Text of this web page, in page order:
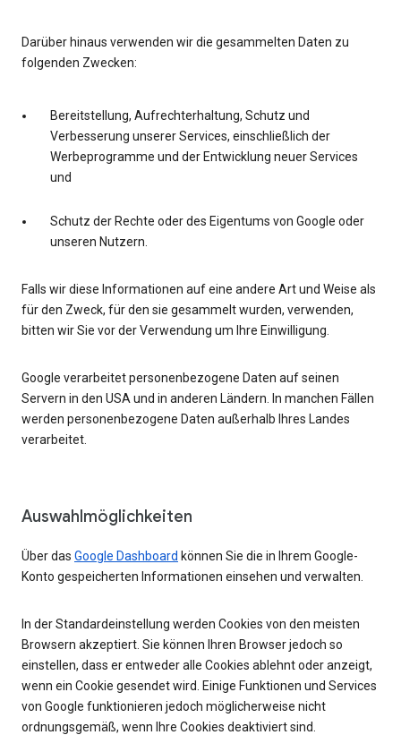
Darüber hinaus verwenden wir die gesammelten Daten zu
folgenden Zwecken:
Bereitstellung, Aufrechterhaltung, Schutz und
Verbesserung unserer Services, einschließlich der
Werbeprogramme und der Entwicklung neuer Services
und
Schutz der Rechte oder des Eigentums von Google oder
unseren Nutzern.
Falls wir diese Informationen auf eine andere Art und Weise als
für den Zweck, für den sie gesammelt wurden, verwenden,
bitten wir Sie vor der Verwendung um Ihre Einwilligung.
Google verarbeitet personenbezogene Daten auf seinen
Servern in den USA und in anderen Ländern. In manchen Fällen
werden personenbezogene Daten außerhalb Ihres Landes
verarbeitet.
Auswahlmöglichkeiten
Über das Google Dashboard können Sie die in Ihrem Google-
Konto gespeicherten Informationen einsehen und verwalten.
In der Standardeinstellung werden Cookies von den meisten
Browsern akzeptiert. Sie können Ihren Browser jedoch so
einstellen, dass er entweder alle Cookies ablehnt oder anzeigt,
wenn ein Cookie gesendet wird. Einige Funktionen und Services
von Google funktionieren jedoch möglicherweise nicht
ordnungsgemäß, wenn Ihre Cookies deaktiviert sind.